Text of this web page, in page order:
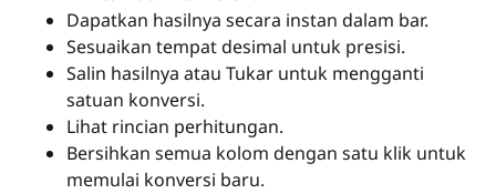
Dapatkan hasilnya secara instan dalam bar.
Sesuaikan tempat desimal untuk presisi.
Salin hasilnya atau Tukar untuk mengganti
satuan konversi.
Lihat rincian perhitungan.
Bersihkan semua kolom dengan satu klik untuk
memulai konversi baru.